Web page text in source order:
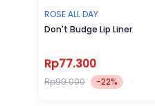
ROSE ALL DAY
Don't Budge Lip Liner
Rp77.300
Rp99.000 -22%